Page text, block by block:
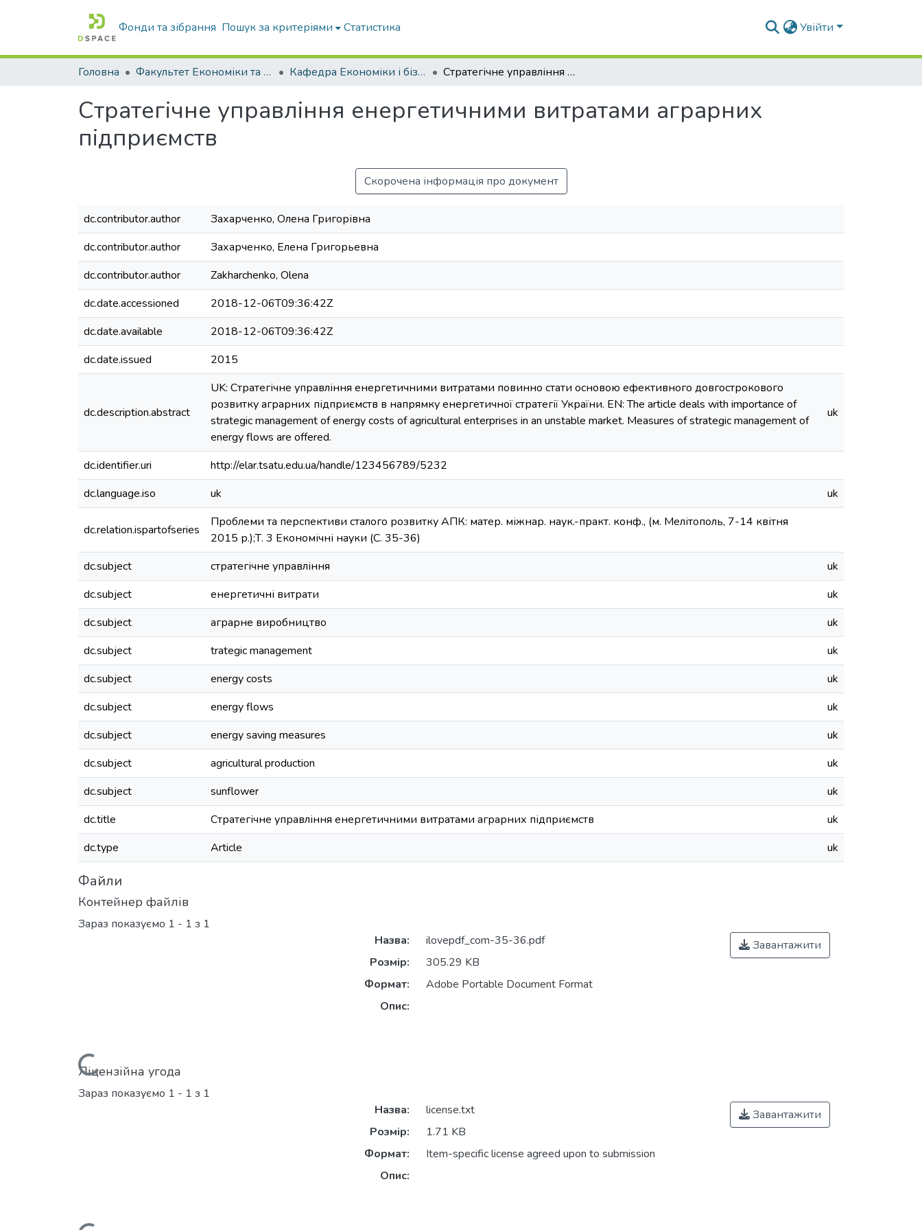
Фонди та зібрання Пошук за критеріями Статистика Увійти
Головна Факультет Економіки та бізнесу Кафедра Економіки і бізнесу Стратегічне управління енергетичними витратами аграрних підприємств
Стратегічне управління енергетичними витратами аграрних
підприємств
Скорочена інформація про документ
dc.contributor.author
Захарченко, Олена Григорівна
dc.contributor.author
Захарченко, Елена Григорьевна
dc.contributor.author
Zakharchenko, Olena
dc.date.accessioned
2018-12-06T09:36:42Z
dc.date.available
2018-12-06T09:36:42Z
dc.date.issued
2015
dc.description.abstract
UK: Стратегічне управління енергетичними витратами повинно стати основою ефективного довгострокового
розвитку аграрних підприємств в напрямку енергетичної стратегії України. EN: The article deals with importance of
strategic management of energy costs of agricultural enterprises in an unstable market. Measures of strategic management of
energy flows are offered.
uk
dc.identifier.uri
http://elar.tsatu.edu.ua/handle/123456789/5232
dc.language.iso
uk uk
dc.relation.ispartofseries
Проблеми та перспективи сталого розвитку АПК: матер. міжнар. наук.-практ. конф., (м. Мелітополь, 7-14 квітня
2015 р.);Т. 3 Економічні науки (С. 35-36)
dc.subject
стратегічне управління
uk
dc.subject
енергетичні витрати
uk
dc.subject
аграрне виробництво
uk
dc.subject
trategic management
uk
dc.subject
energy costs
uk
dc.subject
energy flows
uk
dc.subject
energy saving measures
uk
dc.subject
agricultural production
uk
dc.subject
sunflower
uk
dc.title
Стратегічне управління енергетичними витратами аграрних підприємств
uk
dc.type
Article uk
Файли
Контейнер файлів
Зараз показуємо 1 - 1 з 1
Вантажиться...
Назва:
ilovepdf_com-35-36.pdf
Розмір:
305.29 KB
Формат:
Adobe Portable Document Format
Опис:
Завантажити
Ліцензійна угода
Зараз показуємо 1 - 1 з 1
Назва:
license.txt
Розмір:
1.71 KB
Формат:
Item-specific license agreed upon to submission
Опис:
Завантажити